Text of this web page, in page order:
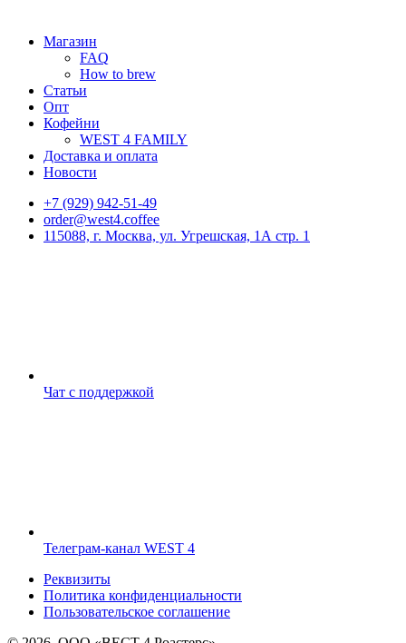
Магазин
FAQ
How to brew
Статьи
Опт
Кофейни
WEST 4 FAMILY
Доставка и оплата
Новости
+7 (929) 942-51-49
order@west4.coffee
115088, г. Москва, ул. Угрешская, 1А стр. 1
Чат с поддержкой
Телеграм-канал WEST 4
Реквизиты
Политика конфиденциальности
Пользовательское соглашение